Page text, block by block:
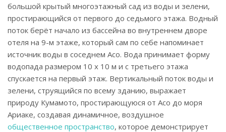
большой крытый многоэтажный сад из воды и зелени,
простирающийся от первого до седьмого этажа. Водный
поток берёт начало из бассейна во внутреннем дворе
отеля на 9-м этаже, который сам по себе напоминает
источник воды в соседнем Асо. Вода принимает форму
водопада размером 10 х 10 м и с третьего этажа
спускается на первый этаж. Вертикальный поток воды и
зелени, струящийся по всему зданию, выражает
природу Кумамото, простирающуюся от Асо до моря
Ариаке, создавая динамичное, воздушное
общественное пространство, которое демонстрирует